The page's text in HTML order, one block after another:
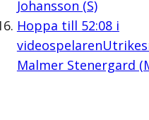
Johansson (S)
Hoppa till 52:08i
videospelaren
Malmer Stenergard